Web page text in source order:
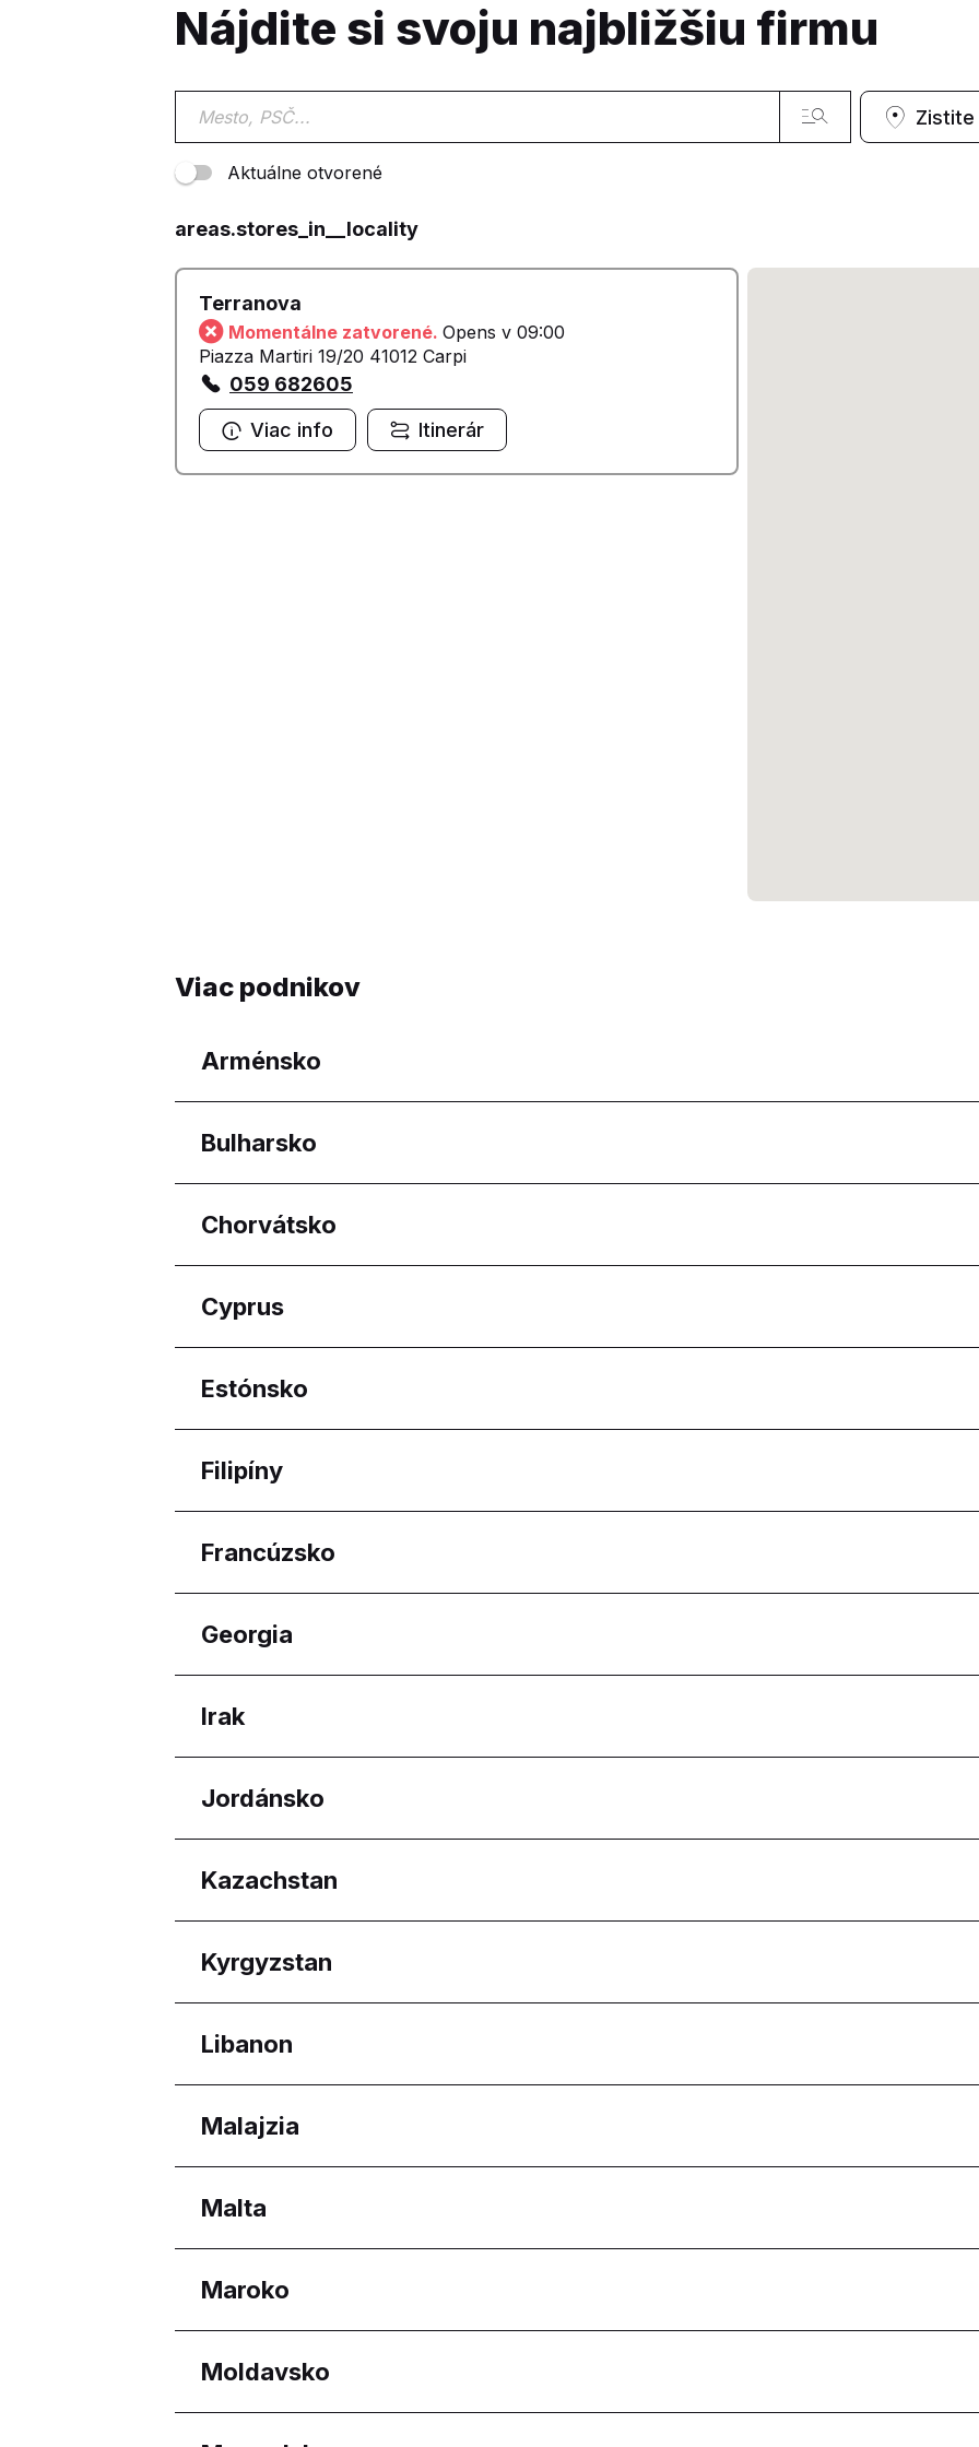
Nájdite si svoju najbližšiu firmu
Zistite
Aktuálne otvorené
areas.stores_in__locality
Terranova
Momentálne zatvorené. Opens v 09:00
Piazza Martiri 19/20 41012 Carpi
059 682605
Viac info
Itinerár
Viac podnikov
Arménsko
Regióny
Yerevan
Bulharsko
Regióny
Burgas Dobrich
Pernik
Pleven
Chorvátsko
Regióny
Osječko-baranjska županija Primorsko-goranska županija
Cyprus
Regióny
Ammochostos Larnaka
Lemesos
Estónsko
Regióny
Harju maakond Tartu maakond
Filipíny
Regióny
Calabarzon Central Luzon
Davao Region
Francúzsko
Regióny
Nouvelle-Aquitaine Occitanie Pays
Georgia
Regióny
Adjara Tbilisi
Irak
Regióny
Erbil Governorate
Jordánsko
Regióny
Amman Governorate Irbid Governorate
Kazachstan
Regióny
Astana
Kyrgyzstan
Regióny
Bishkek City
Libanon
Regióny
Beirut Governorate Mount Lebanon Governorate
Malajzia
Regióny
Melaka Sabah
Selangor
Malta
Regióny
Eastern Region Port Region
Reġjun Nofsinhar
Maroko
Regióny
Casablanca-Settat
Moldavsko